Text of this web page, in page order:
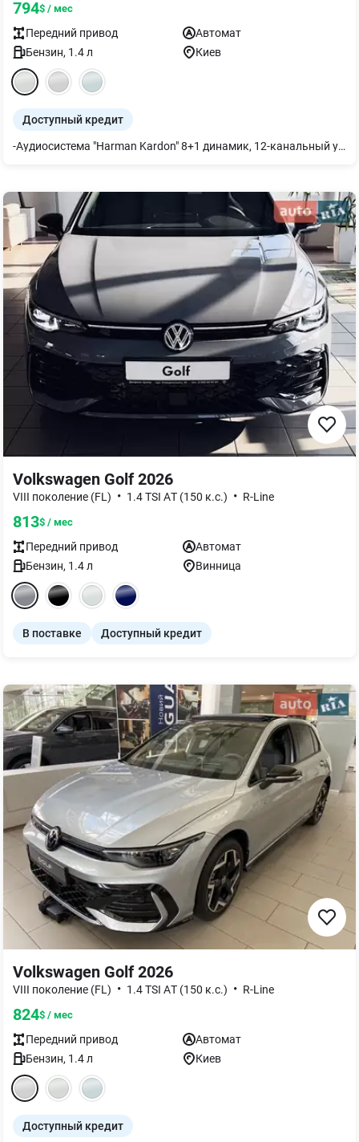
794$ / мес
Передний привод
Автомат
Бензин, 1.4л Киев
Доступный кредит
-Аудиосистема "Harman Kardon" 8+1 динамик, 12-канальный усилитель, сабвуфер, общая мощность 480 Вт -Панорамная сдвижная крыша -Светодиодные матричные фары IQ. Light ближнего и дальнего света с LED дневным светом, динамической корректировкой угла наклона света фар и динамическим поворотным светом вкл. динамическим регулированием дальнего света Dynamic Light Assist
Volkswagen Golf 2026
VIII поколение (FL) • 1.4 TSI AТ (150 к.с.) • R-Line
813$ / мес
Передний привод
Автомат
Бензин, 1.4л Винница
В поставке Доступный кредит
Volkswagen Golf 2026
VIII поколение (FL) • 1.4 TSI AТ (150 к.с.) • R-Line
824$ / мес
Передний привод
Автомат
Бензин, 1.4л Киев
Доступный кредит